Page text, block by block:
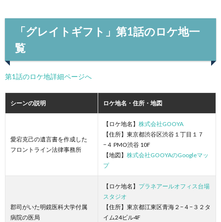
「グレイトギフト」第1話のロケ地一
覧
第1話のロケ地詳細ページへ
シーンの説明 ロケ地名・住所・地図
愛宕克己の遺言書を作成した
フロントライン法律事務所
【ロケ地名】 株式会社GOOYA
【住所】東京都渋谷区渋谷１丁目１７
−４ PMO渋谷 10F
【地図】 株式会社GOOYAのGoogleマッ
プ
郡司がいた明鏡医科大学付属
病院の医局
【ロケ地名】 プラネアールオフィス台場
スタジオ
【住所】東京都江東区青海２−４−３２タ
イム24ビル4F